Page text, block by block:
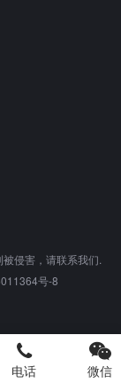
侵害，请联系我们.
号-8
电话 微信